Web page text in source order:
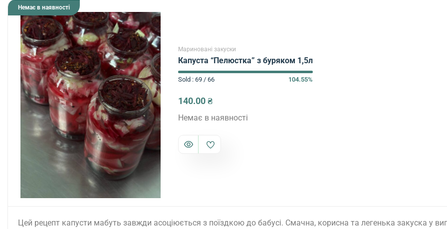
Немає в наявності
Мариновані закуски
Капуста “Пелюстка” з буряком 1,5л
Sold : 69 / 66 104.55%
140.00₴
Немає в наявності
Цей рецепт капусти мабуть завжди асоціюється з поїздкою до бабусі. Смачна, корисна та легенька закуска у